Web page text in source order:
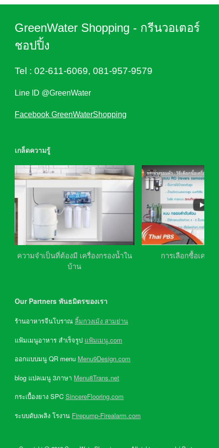
GreenWater Shopping - กรีนวอเตอร์
ชอปปิ้ง
Tel : 02-611-6069, 081-957-9579
Line ID @GreenWater
Facebook GreenWaterShopping
เกล็ดความรู้
ความจำเป็นที่ต้องมี เครื่องกรองน้ำใน
บ้าน
การเลือกซื้อเครื่อ
Our Partners พันธมิตรของเรา
ร้านอาหารจีนโบราณ ลิ้มกวงเม้ง สามย่าน
แฟ้มเมนูอาหาร สำเร็จรูป แฟ้มเมนู.com
ออกแบบมนู QR menu Menu9Design.com
blog แปลเมนู 3ภาษา Menu8Trans.net
กระเบื้องยาง SPC SincereFlooring.com
ระบบดับเพลิง โรงาน Firepump-Firealarm.com